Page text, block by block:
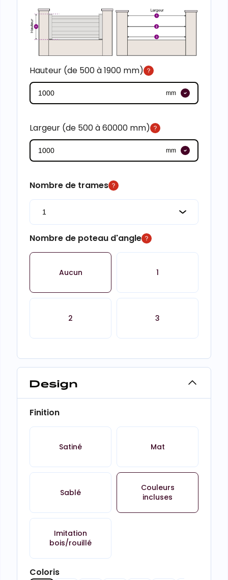
Hauteur (de 500 à 1900 mm)
mm
Largeur (de 500 à 60000 mm)
mm
Nombre de trames
Nombre de poteau d'angle
Aucun 1
2 3
Design
Finition
Satiné Mat
Sablé
Couleurs
incluses
Imitation
bois/rouillé
Coloris